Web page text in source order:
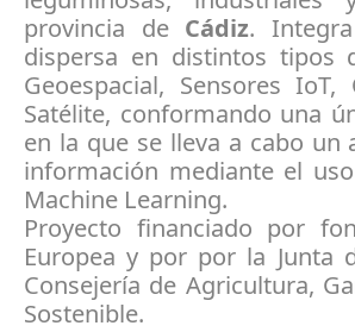
provincia de Cádiz.
dispersa en distintos tipos
Geoespacial, Sensores
Satélite, conformando una
en la que se lleva a cabo un
información mediante el
Machine Learning.
Proyecto financiado por
Europea y por por la Junta
Consejería de Agricultura,
Sostenible.